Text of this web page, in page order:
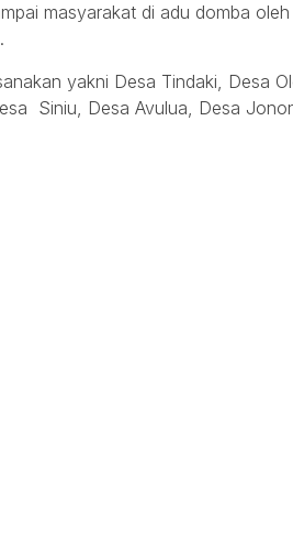
masyarakat di adu domba
yakni Desa Tindaki, Desa
Siniu, Desa Avulua, Desa